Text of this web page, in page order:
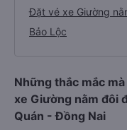
Đặt vé xe Giường
Bảo Lộc
Những thắc mắc
xe Giường nằm đôi
Quán - Đồng Nai